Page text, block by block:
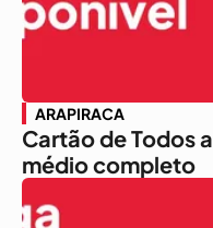
ARAPIRACA
Cartão de Todos
médio completo